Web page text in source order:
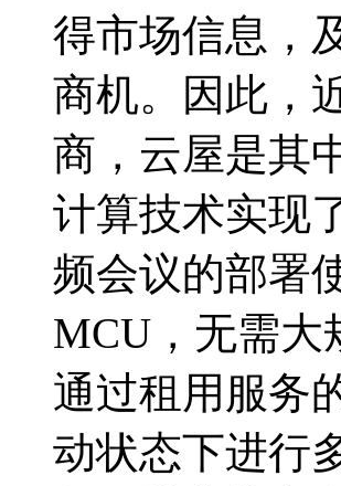
得市场信息，
商机。因此，
商，云屋是其
计算技术实现
频会议的部署
MCU，无需大
通过租用服务
动状态下进行